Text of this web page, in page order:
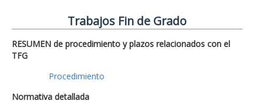
Trabajos Fin de Grado
RESUMEN de procedimiento y plazos relacionados con el
TFG
Procedimiento
Normativa detallada